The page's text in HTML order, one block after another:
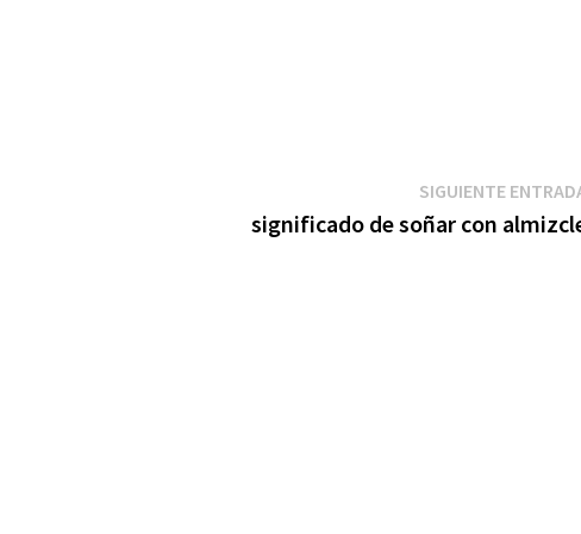
SIGUIENTE
significado de soñar con